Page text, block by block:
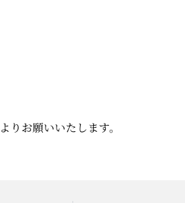
よりお願いいたします。